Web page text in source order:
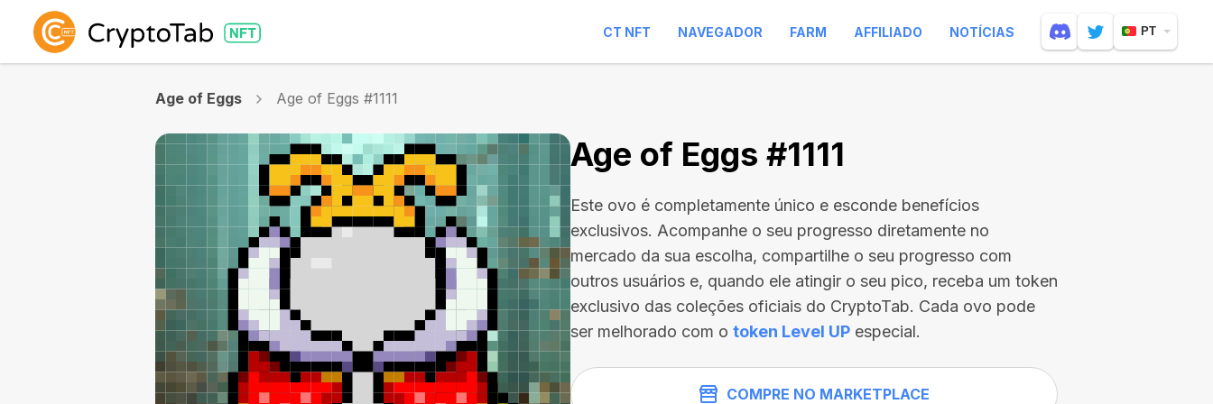
CT NFT NAVEGADOR FARM AFFILIADO NOTÍCIAS PT
Age of Eggs Age of Eggs #1111
Age of Eggs #1111
Este ovo é completamente único e esconde benefícios
exclusivos. Acompanhe o seu progresso diretamente no
mercado da sua escolha, compartilhe o seu progresso com
outros usuários e, quando ele atingir o seu pico, receba um token
exclusivo das coleções oficiais do CryptoTab. Cada ovo pode
ser melhorado com o token Level UP especial.
COMPRE NO MARKETPLACE